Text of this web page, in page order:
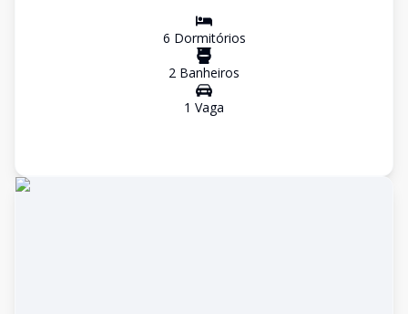
6 Dormitórios
2 Banheiros
1 Vaga